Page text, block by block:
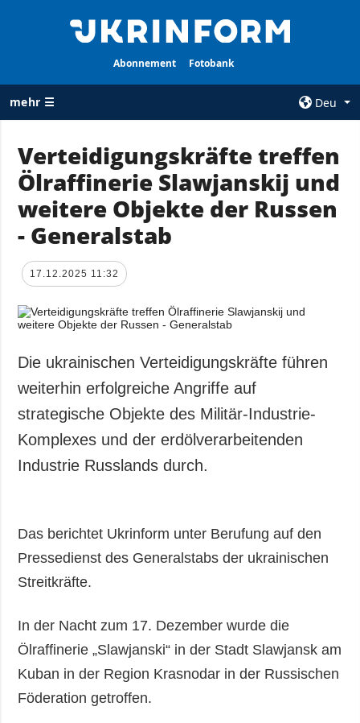
Abonnement Fotobank
mehr ☰
Deu
ALLE
RUBRIKEN
Krieg
Wiederaufbau
der Ukraine
Politik
Wirtschaft
Gesellschaft und
Kultur
Sport
Kriminalität
Notstand und
AGENTUR
Über uns
und zum Schutz
personenbezogener
Veröffentlichungen
Interview
Fotos
Video
Abonnement
Fotobank
Verteidigungskräfte treffen
Ölraffinerie Slawjanskij und
weitere Objekte der Russen
- Generalstab
17.12.2025 11:32
Die ukrainischen Verteidigungskräfte führen
weiterhin erfolgreiche Angriffe auf
strategische Objekte des Militär-Industrie-
Komplexes und der erdölverarbeitenden
Industrie Russlands durch.
Das berichtet Ukrinform unter Berufung auf den
Pressedienst des Generalstabs der ukrainischen
Streitkräfte.
In der Nacht zum 17. Dezember wurde die
Ölraffinerie „Slawjanski“ in der Stadt Slawjansk am
Kuban in der Region Krasnodar in der Russischen
Föderation getroffen.